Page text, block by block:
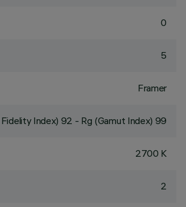
0
5
Framer
Index) 92 - Rg (Gamut Index) 99
2700 K
2